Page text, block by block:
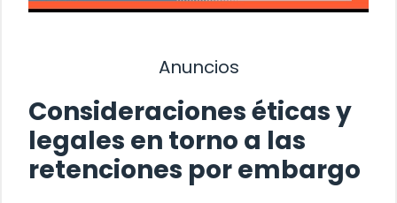
Anuncios
Consideraciones éticas y
legales en torno a las
retenciones por embargo